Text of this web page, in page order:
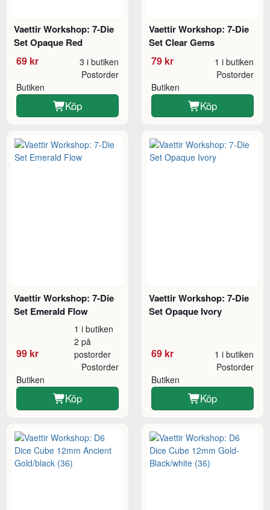
Vaettir Workshop: 7-Die
Set Opaque Red
69 kr 3 i butiken
Butiken
Postorder
Köp
Vaettir Workshop: 7-Die
Set Clear Gems
79 kr 1 i butiken
Butiken
Postorder
Köp
Vaettir Workshop: 7-Die
Set Emerald Flow
99 kr
1 i butiken
2 på
postorder
Butiken
Postorder
Köp
Vaettir Workshop: 7-Die
Set Opaque Ivory
69 kr 1 i butiken
Butiken
Postorder
Köp